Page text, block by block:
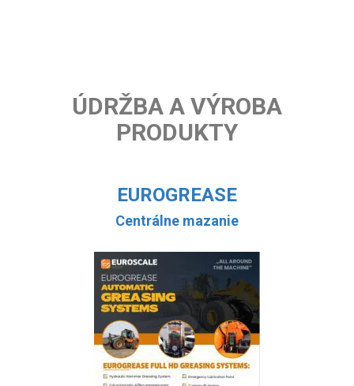
ÚDRŽBA A VÝROBA
PRODUKTY
EUROGREASE
Centrálne mazanie